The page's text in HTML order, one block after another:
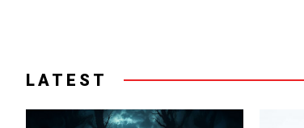
LATEST